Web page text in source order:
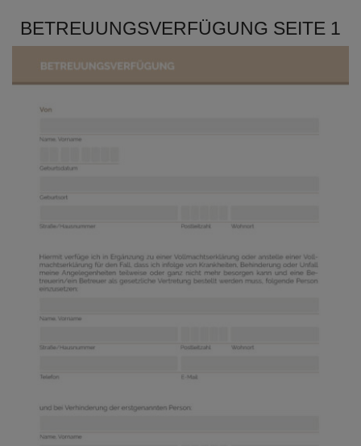
BETREUUNGSVERFÜGUNG SEITE 1